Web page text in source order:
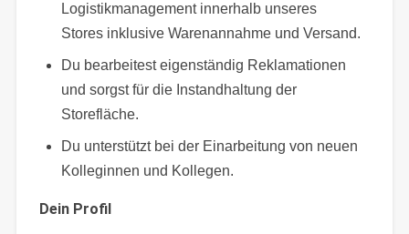
Logistikmanagement innerhalb unseres
Stores inklusive Warenannahme und Versand.
Du bearbeitest eigenständig Reklamationen
und sorgst für die Instandhaltung der
Storefläche.
Du unterstützt bei der Einarbeitung von neuen
Kolleginnen und Kollegen.
Dein Profil